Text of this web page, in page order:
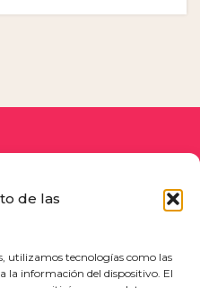
de las
utilizamos tecnologías como las
la información del dispositivo. El
belleza